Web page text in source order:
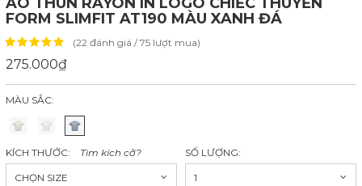
FORM SLIMFIT AT190 MÀU XANH ĐÁ
(22 đánh giá / 75 lượt mua)
275.000₫
MÀU SẮC:
KÍCH THƯỚC: Tìm kích cỡ?
CHỌN SIZE
SỐ LƯỢNG:
1